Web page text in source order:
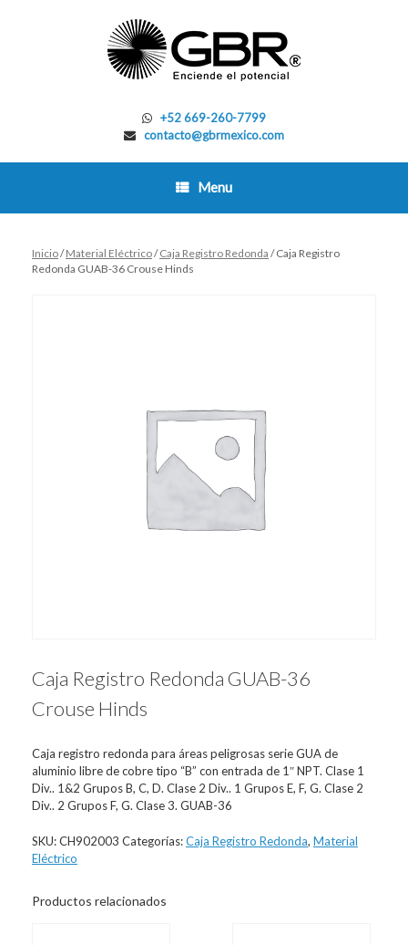
+52 669-260-7799
contacto@gbrmexico.com
Menu
Inicio/Material Eléctrico/Caja Registro Redonda / Caja Registro
Redonda GUAB-36 Crouse Hinds
Caja Registro Redonda GUAB-36
Crouse Hinds
Caja registro redonda para áreas peligrosas serie GUA de
aluminio libre de cobre tipo “B” con entrada de 1″ NPT. Clase 1
Div.. 1&2 Grupos B, C, D. Clase 2 Div.. 1 Grupos E, F, G. Clase 2
Div.. 2 Grupos F, G. Clase 3. GUAB-36
SKU:CH902003 Categorías:Caja Registro Redonda, Material
Eléctrico
Productos relacionados